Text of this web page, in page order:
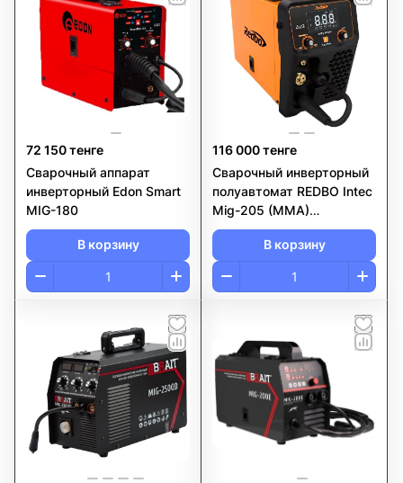
72 150 тенге
Сварочный аппарат
инверторный Edon Smart
MIG-180
В корзину
116 000 тенге
Сварочный инверторный
полуавтомат REDBO Intec
Mig-205 (MMA)
(MIG/MAG)
В корзину